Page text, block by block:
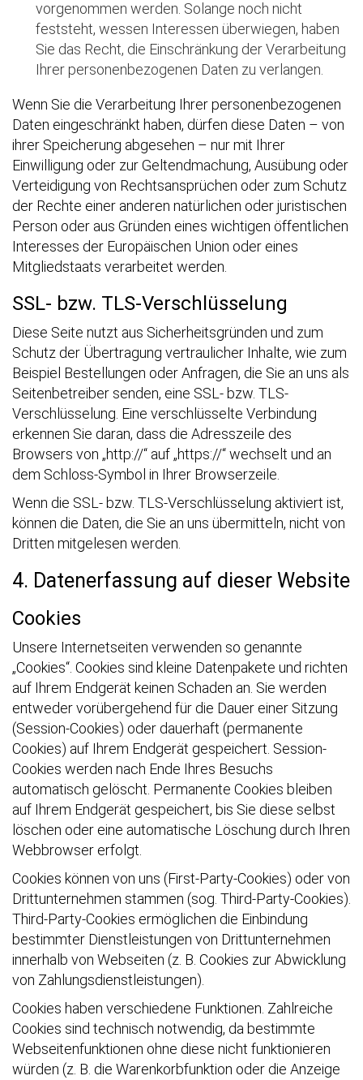
vorgenommen werden. Solange noch nicht
feststeht, wessen Interessen überwiegen, haben
Sie das Recht, die Einschränkung der Verarbeitung
Ihrer personenbezogenen Daten zu verlangen.
Wenn Sie die Verarbeitung Ihrer personenbezogenen
Daten eingeschränkt haben, dürfen diese Daten – von
ihrer Speicherung abgesehen – nur mit Ihrer
Einwilligung oder zur Geltendmachung, Ausübung oder
Verteidigung von Rechtsansprüchen oder zum Schutz
der Rechte einer anderen natürlichen oder juristischen
Person oder aus Gründen eines wichtigen öffentlichen
Interesses der Europäischen Union oder eines
Mitgliedstaats verarbeitet werden.
SSL- bzw. TLS-Verschlüsselung
Diese Seite nutzt aus Sicherheitsgründen und zum
Schutz der Übertragung vertraulicher Inhalte, wie zum
Beispiel Bestellungen oder Anfragen, die Sie an uns als
Seitenbetreiber senden, eine SSL- bzw. TLS-
Verschlüsselung. Eine verschlüsselte Verbindung
erkennen Sie daran, dass die Adresszeile des
Browsers von „http://“ auf „https://“ wechselt und an
dem Schloss-Symbol in Ihrer Browserzeile.
Wenn die SSL- bzw. TLS-Verschlüsselung aktiviert ist,
können die Daten, die Sie an uns übermitteln, nicht von
Dritten mitgelesen werden.
4. Datenerfassung auf dieser Website
Cookies
Unsere Internetseiten verwenden so genannte
„Cookies“. Cookies sind kleine Datenpakete und richten
auf Ihrem Endgerät keinen Schaden an. Sie werden
entweder vorübergehend für die Dauer einer Sitzung
(Session-Cookies) oder dauerhaft (permanente
Cookies) auf Ihrem Endgerät gespeichert. Session-
Cookies werden nach Ende Ihres Besuchs
automatisch gelöscht. Permanente Cookies bleiben
auf Ihrem Endgerät gespeichert, bis Sie diese selbst
löschen oder eine automatische Löschung durch Ihren
Webbrowser erfolgt.
Cookies können von uns (First-Party-Cookies) oder von
Drittunternehmen stammen (sog. Third-Party-Cookies).
Third-Party-Cookies ermöglichen die Einbindung
bestimmter Dienstleistungen von Drittunternehmen
innerhalb von Webseiten (z. B. Cookies zur Abwicklung
von Zahlungsdienstleistungen).
Cookies haben verschiedene Funktionen. Zahlreiche
Cookies sind technisch notwendig, da bestimmte
Webseitenfunktionen ohne diese nicht funktionieren
würden (z. B. die Warenkorbfunktion oder die Anzeige